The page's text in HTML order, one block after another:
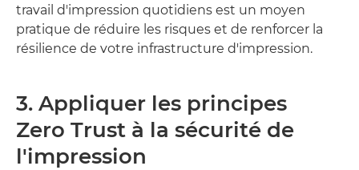
travail d'impression quotidiens est un moyen
pratique de réduire les risques et de renforcer la
résilience de votre infrastructure d'impression.
3. Appliquer les principes
Zero Trust à la sécurité de
l'impression